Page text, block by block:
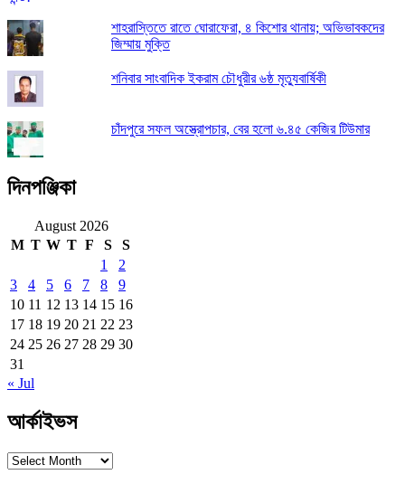
শাহরাস্তিতে রাতে ঘোরাফেরা, ৪ কিশোর থানায়; অভিভাবকদের
জিম্মায় মুক্তি
শনিবার সাংবাদিক ইকরাম চৌধুরীর ৬ষ্ঠ মৃত্যুবার্ষিকী
চাঁদপুরে সফল অস্ত্রোপচার, বের হলো ৬.৪৫ কেজির টিউমার
দিনপঞ্জিকা
August 2026
M T W T F S
S
1
2
3
4 5 6 7 8
9
10 11 12 13 14 15 16
17 18 19 20 21 22 23
24 25 26 27 28 29 30
31
« Jul
আর্কাইভস
আর্কাইভস